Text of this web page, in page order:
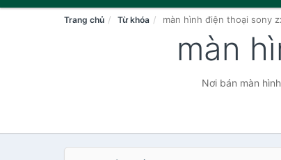
Trang chủ Từ khóa màn hình điện thoại sony
màn
Nơi bán màn